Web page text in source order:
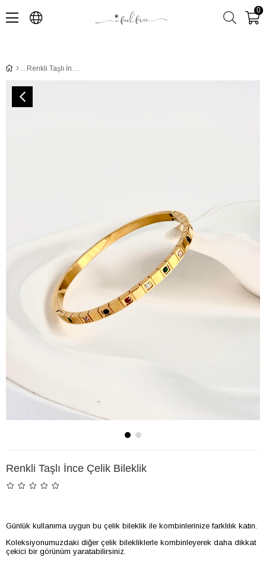
0
Renkli Taşlı İnce Çelik Bileklik
Renkli Taşlı İnce Çelik Bileklik
Günlük kullanıma uygun bu çelik bileklik ile kombinlerinize farklılık katın.
Koleksiyonumuzdaki diğer çelik bilekliklerle kombinleyerek daha dikkat
çekici bir görünüm yaratabilirsiniz.